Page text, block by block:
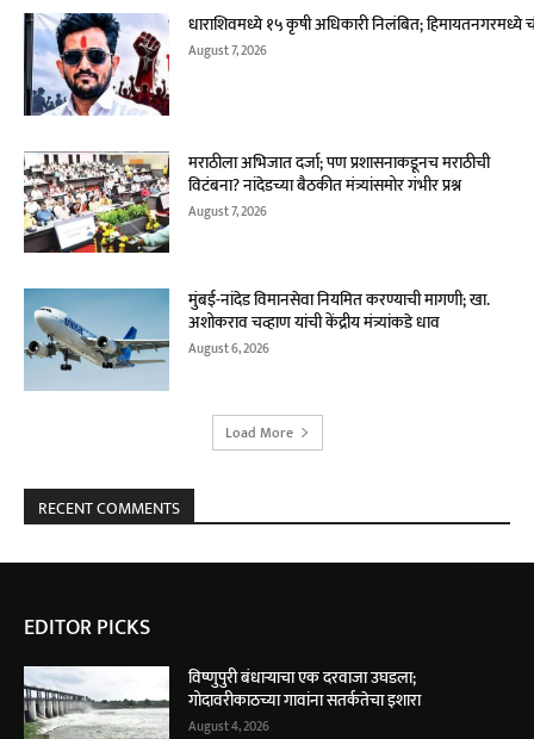
धाराशिवमध्ये १५ कृषी अधिकारी निलंबित; हिमायतनगरमध्ये
August 7, 2026
मराठीला अभिजात दर्जा; पण प्रशासनाकडूनच मराठीची
विटंबना? नांदेडच्या बैठकीत मंत्र्यांसमोर गंभीर प्रश्न
August 7, 2026
मुंबई-नांदेड विमानसेवा नियमित करण्याची मागणी; खा.
अशोकराव चव्हाण यांची केंद्रीय मंत्र्यांकडे धाव
August 6, 2026
Load More
RECENT COMMENTS
EDITOR PICKS
विष्णुपुरी बंधाऱ्याचा एक दरवाजा उघडला;
गोदावरीकाठच्या गावांना सतर्कतेचा इशारा
August 4, 2026